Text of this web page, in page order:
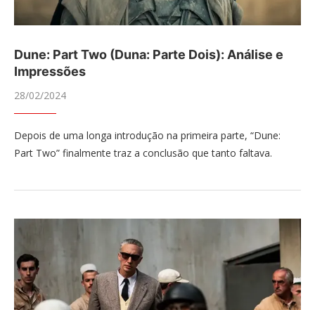
Dune: Part Two (Duna: Parte Dois): Análise e
Impressões
28/02/2024
Depois de uma longa introdução na primeira parte, “Dune:
Part Two” finalmente traz a conclusão que tanto faltava.